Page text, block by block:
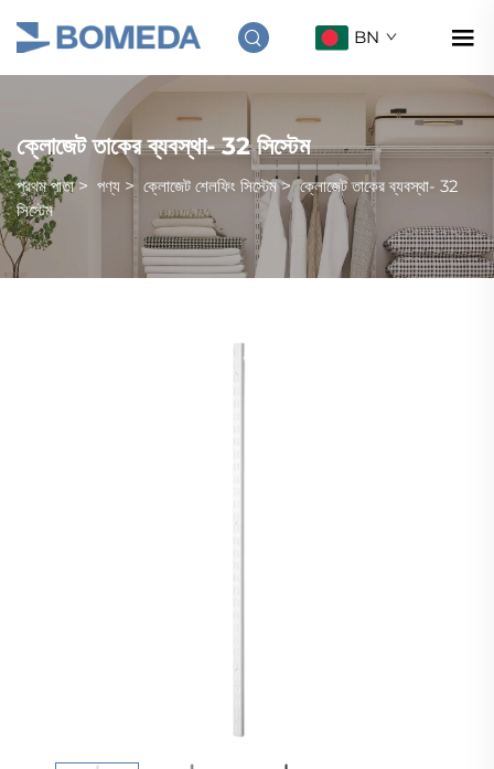
BN
ক্লোজেট তাকের ব্যবস্থা- 32 সিস্টেম
প্রথম পাতা> পণ্য > ক্লোজেট শেলফিং সিস্টেম>ক্লোজেট তাকের ব্যবস্থা- 32
সিস্টেম